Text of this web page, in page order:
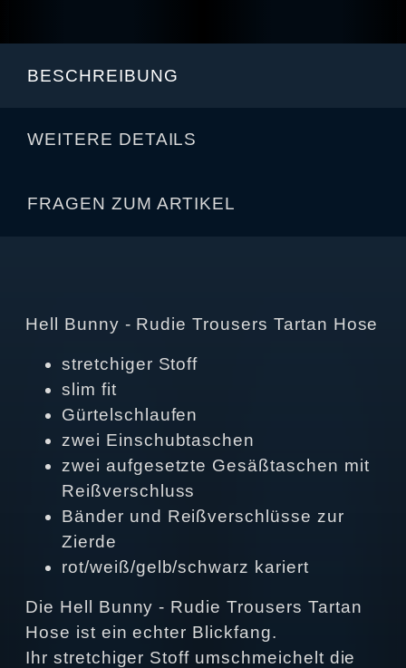
BESCHREIBUNG
WEITERE DETAILS
FRAGEN ZUM ARTIKEL
Hell Bunny - Rudie Trousers Tartan Hose
stretchiger Stoff
slim fit
Gürtelschlaufen
zwei Einschubtaschen
zwei aufgesetzte Gesäßtaschen mit
Reißverschluss
Bänder und Reißverschlüsse zur
Zierde
rot/weiß/gelb/schwarz kariert
Die Hell Bunny - Rudie Trousers Tartan
Hose ist ein echter Blickfang.
Ihr stretchiger Stoff umschmeichelt die